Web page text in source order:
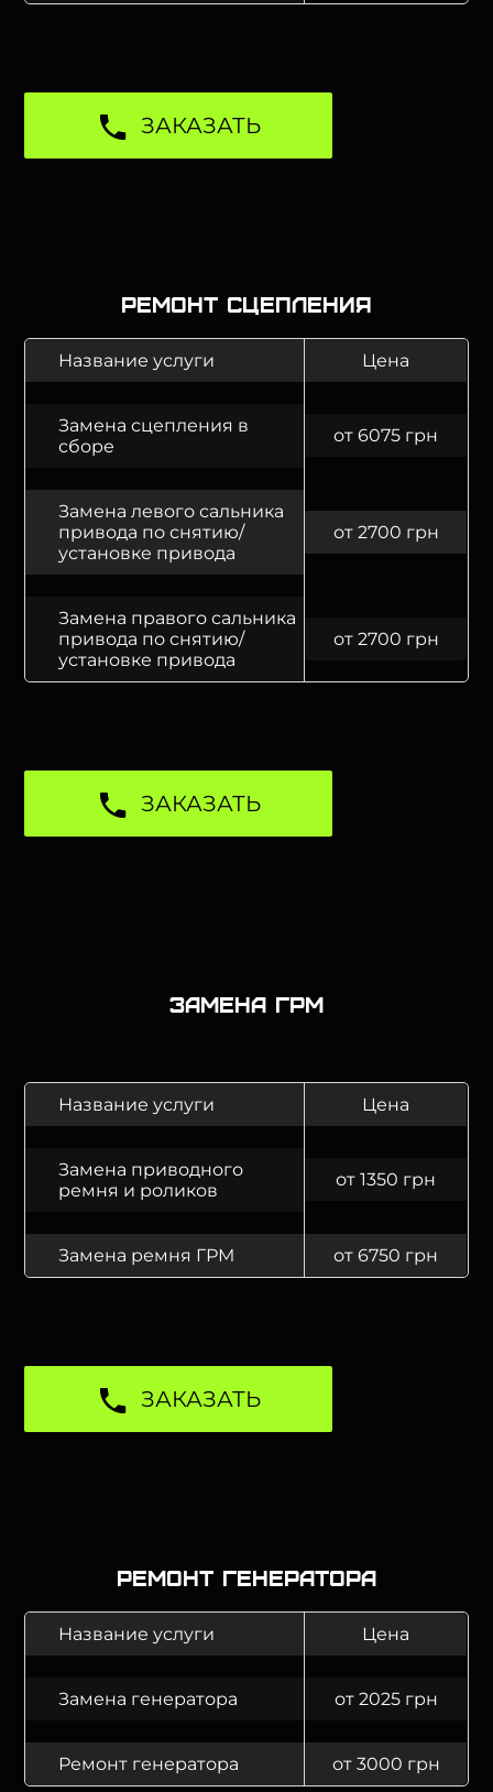
ЗАКАЗАТЬ
Ремонт сцепления
Название услуги Цена
Замена сцепления в
сборе
от 6075 грн
Замена левого сальника
привода по снятию/
установке привода
от 2700 грн
Замена правого сальника
привода по снятию/
установке привода
от 2700 грн
ЗАКАЗАТЬ
Замена ГРМ
Название услуги Цена
Замена приводного
ремня и роликов
от 1350 грн
Замена ремня ГРМ от 6750 грн
ЗАКАЗАТЬ
Ремонт генератора
Название услуги Цена
Замена генератора от 2025 грн
Ремонт генератора от 3000 грн